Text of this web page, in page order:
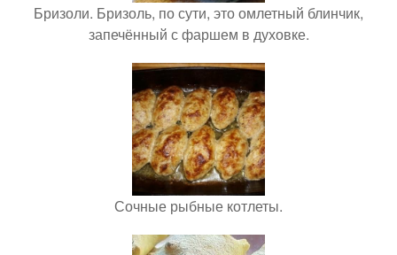
Бризоли. Бризоль, по сути, это омлетный блинчик,
запечённый с фаршем в духовке.
Сочные рыбные котлеты.